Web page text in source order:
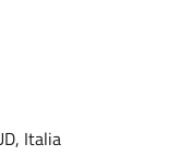
Italia